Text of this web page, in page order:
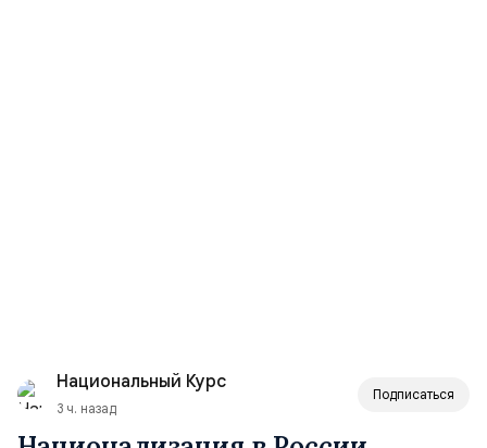
Национальный Курс
3 ч. назад
Подписаться